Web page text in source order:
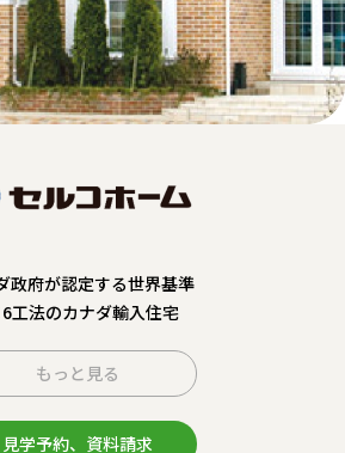
政府が認定する世界基準
工法のカナダ輸入住宅
もっと見る
見学予約、資料請求